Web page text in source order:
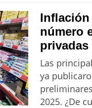
Inflación
número
privadas
Las
ya
2025. ¿De